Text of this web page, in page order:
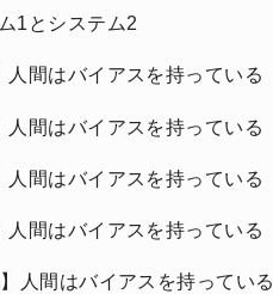
1とシステム2
人間はバイアスを持っている
人間はバイアスを持っている
人間はバイアスを持っている
人間はバイアスを持っている
】人間はバイアスを持っている